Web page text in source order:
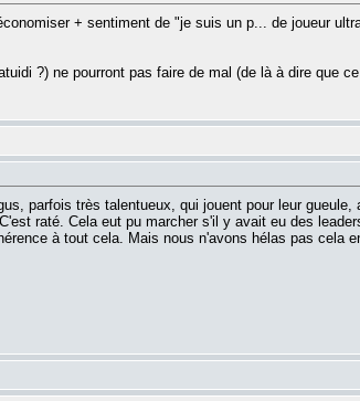
+ sentiment de "je suis un p... de joueur
?) ne pourront pas faire de mal (de là à dire que
parfois très talentueux, qui jouent pour leur
raté. Cela eut pu marcher s'il y avait eu des
à tout cela. Mais nous n'avons hélas pas cela